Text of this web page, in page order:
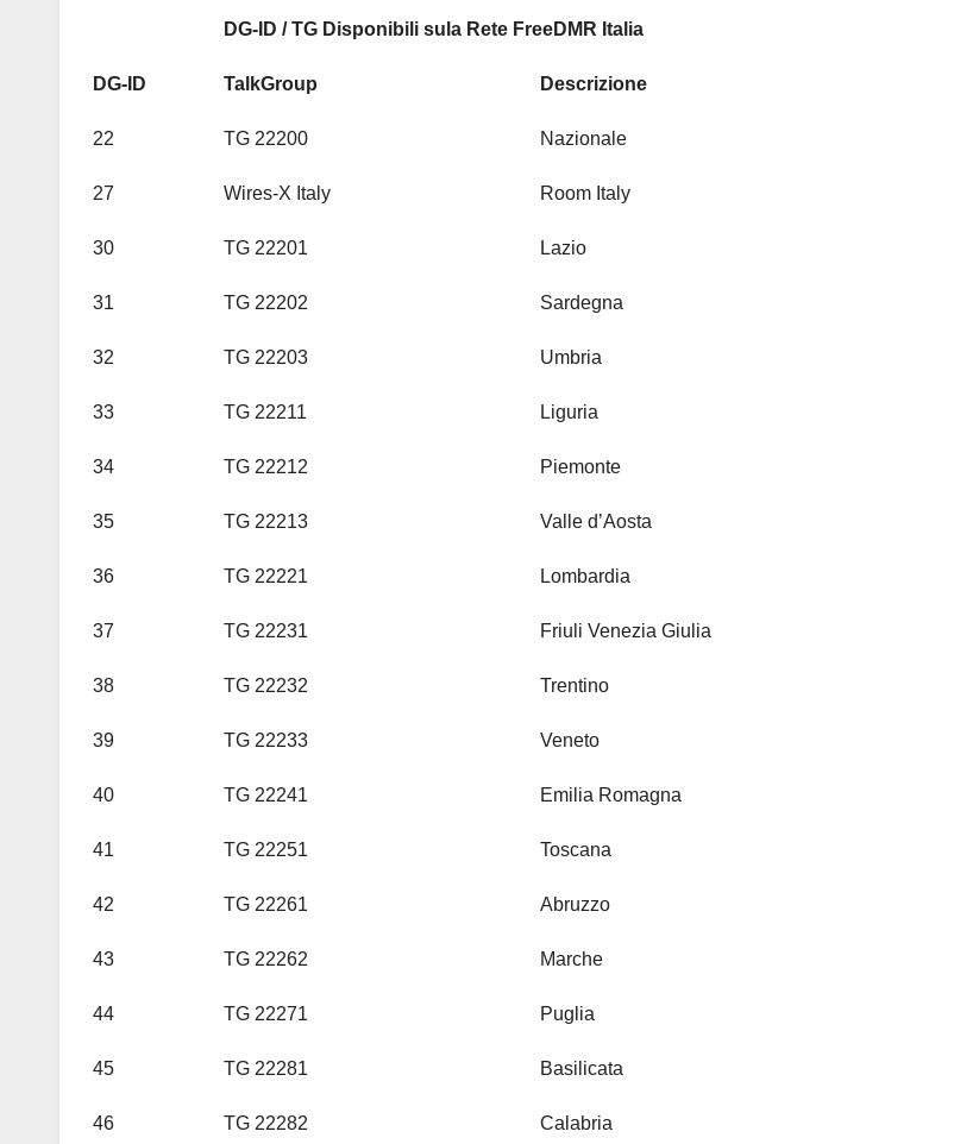
DG-ID / TG Disponibili sula Rete FreeDMR Italia
DG-ID TalkGroup Descrizione
22 TG 22200 Nazionale
27 Wires-X Italy Room Italy
30 TG 22201 Lazio
31 TG 22202 Sardegna
32 TG 22203 Umbria
33 TG 22211 Liguria
34 TG 22212 Piemonte
35 TG 22213 Valle d’Aosta
36 TG 22221 Lombardia
37 TG 22231 Friuli Venezia Giulia
38 TG 22232 Trentino
39 TG 22233 Veneto
40 TG 22241 Emilia Romagna
41 TG 22251 Toscana
42 TG 22261 Abruzzo
43 TG 22262 Marche
44 TG 22271 Puglia
45 TG 22281 Basilicata
46 TG 22282 Calabria